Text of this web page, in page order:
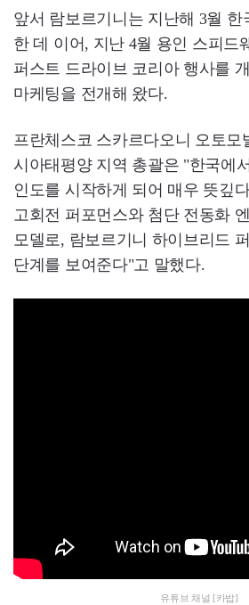
앞서 람보르기니는 지난해 3월 한
한 데 이어, 지난 4월 용인 스피드
퍼스트 드라이브 코리아 행사를
마케팅을 전개해 왔다.
프란체스코 스카르다오니 오토모
시아태평양 지역 총괄은 "한국에
인도를 시작하게 되어 매우 뜻깊
고회전 퍼포먼스와 첨단 전동화
모델로, 람보르기니 하이브리드
단계를 보여준다"고 말했다.
유튜브 채널 [카밥]